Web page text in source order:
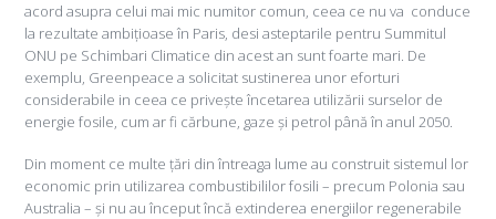
acord asupra celui mai mic numitor comun, ceea ce nu va conduce
la rezultate ambițioase în Paris, desi asteptarile pentru Summitul
ONU pe Schimbari Climatice din acest an sunt foarte mari. De
exemplu, Greenpeace a solicitat sustinerea unor eforturi
considerabile in ceea ce privește încetarea utilizării surselor de
energie fosile, cum ar fi cărbune, gaze și petrol până în anul 2050.
Din moment ce multe țări din întreaga lume au construit sistemul lor
economic prin utilizarea combustibililor fosili – precum Polonia sau
Australia – și nu au început încă extinderea energiilor regenerabile